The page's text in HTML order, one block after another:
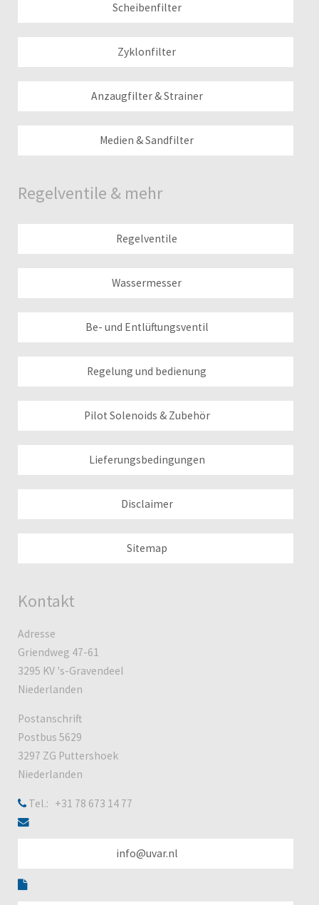
Scheibenfilter
Zyklonfilter
Anzaugfilter & Strainer
Medien & Sandfilter
Regelventile & mehr
Regelventile
Wassermesser
Be- und Entlüftungsventil
Regelung und bedienung
Pilot Solenoids & Zubehör
Lieferungsbedingungen
Disclaimer
Sitemap
Kontakt
Adresse
Griendweg 47-61
3295 KV 's-Gravendeel
Niederlanden
Postanschrift
Postbus 5629
3297 ZG Puttershoek
Niederlanden
Tel.: +31 78 673 14 77
info@uvar.nl